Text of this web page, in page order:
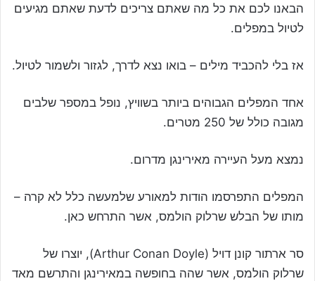
הבאנו לכם את כל מה שאתם צריכים לדעת שאתם מגיעים
לטיול במפלים.
אז בלי להכביד מילים – בואו נצא לדרך, לגזור ולשמור לטיול.
אחד המפלים הגבוהים ביותר בשוויץ, נופל במספר שלבים
מגובה כולל של 250 מטרים.
נמצא מעל העיירה מאירינגן מדרום.
המפלים התפרסמו הודות למאורע שלמעשה כלל לא קרה –
מותו של הבלש שרלוק הולמס, אשר התרחש כאן.
סר ארתור קונן דויל (Arthur Conan Doyle), יוצרו של
שרלוק הולמס, אשר שהה בחופשה במאירינגן והתרשם מאד